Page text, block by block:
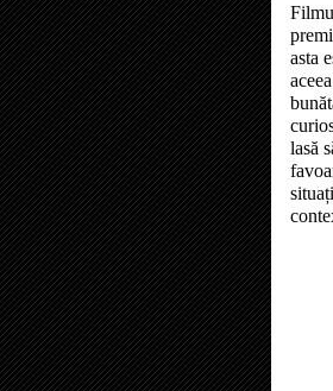
asta
lasă